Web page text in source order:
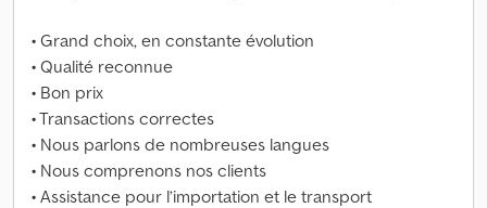
• Grand choix, en constante évolution
• Qualité reconnue
• Bon prix
• Transactions correctes
• Nous parlons de nombreuses langues
• Nous comprenons nos clients
• Assistance pour l’importation et le transport